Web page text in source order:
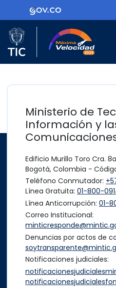
Ir al contenido principalLogo Gobierno
Logo del Ministerio TIC
Ministerio de
Información y
Edificio Murillo Toro Cra.
Bogotá, Colombia - Código
Teléfono Conmutador:
Línea Gratuita: 01-800-
Línea Anticorrupción: 01-
Correo Institucional:
Denuncias por actos de
Notificaciones judiciales: